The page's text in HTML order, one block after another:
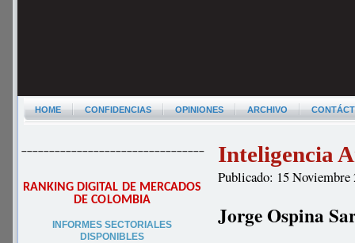
HOME CONFIDENCIAS OPINIONES ARCHIVO
–––––––––––––––––––––––––––––––––
RANKING DIGITAL DE MERCADOS
DE COLOMBIA
INFORMES SECTORIALES
DISPONIBLES
Inteligencia
Publicado: 15 Noviembre
Jorge Ospina